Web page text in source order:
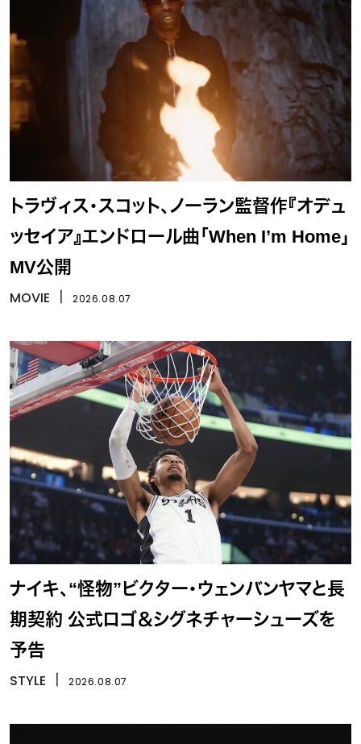
トラヴィス・スコット、ノーラン監督作『オデュ
ッセイア』エンドロール曲「When I’m Home」
MV公開
MOVIE 2026.08.07
ナイキ、“怪物”ビクター・ウェンバンヤマと長
期契約 公式ロゴ＆シグネチャーシューズを
予告
STYLE 2026.08.07